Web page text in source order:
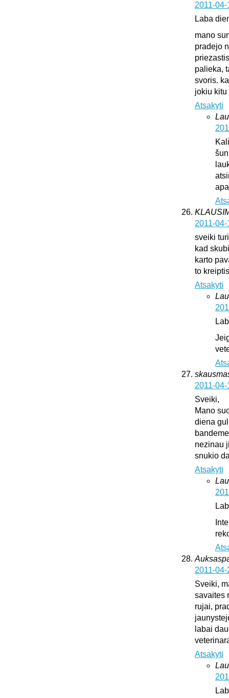
2011-
Laba
mano
pradejo
palieka,
svoris.
jokiu kitu
Atsakyti
2011-
sveiki
kad
karto
to
Atsakyti
2011-
Sveiki,
Mano
diena
nezinau
snukio
Atsakyti
2011-
Sveiki,
savaites
rujai,
labai
Atsakyti